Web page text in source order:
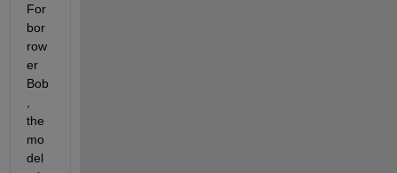
For
bor
row
er
Bob
the
mo
del